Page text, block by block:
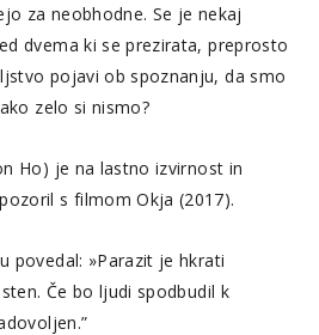
za neobhodne. Se je nekaj
dvema ki se prezirata, preprosto
pojavi ob spoznanju, da smo
zelo si nismo?
Ho) je na lastno izvirnost in
s filmom Okja (2017).
povedal: »Parazit je hkrati
Če bo ljudi spodbudil k